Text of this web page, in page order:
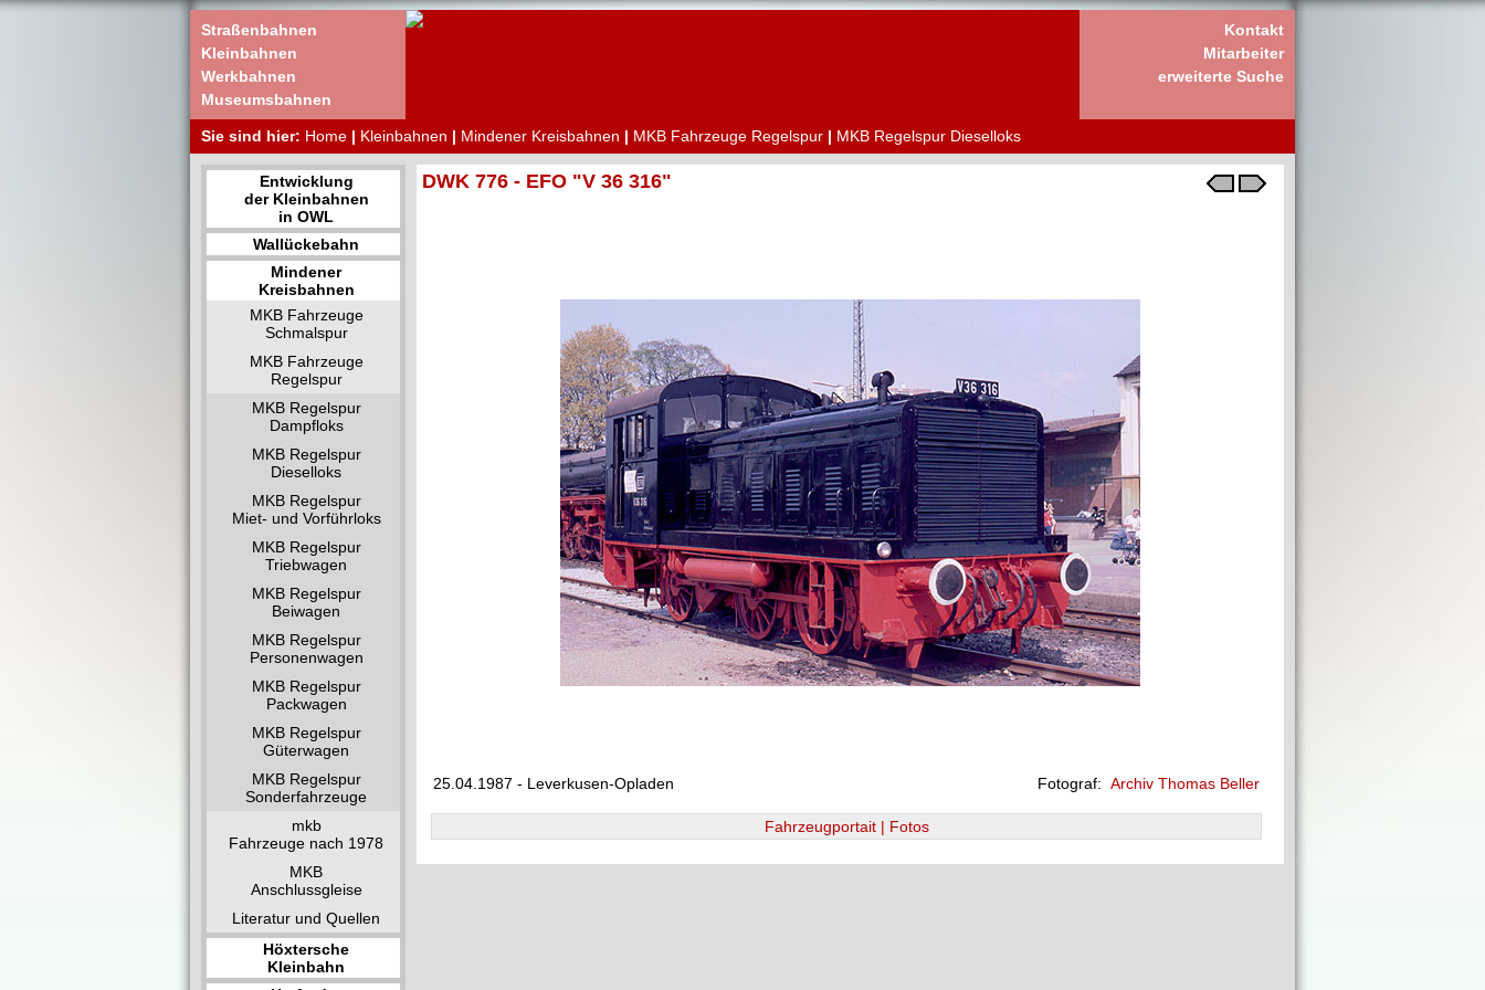
Straßenbahnen
Kleinbahnen
Werkbahnen
Museumsbahnen
Kontakt
Mitarbeiter
erweiterte Suche
Sie sind hier: Home | Kleinbahnen | Mindener Kreisbahnen | MKB Fahrzeuge Regelspur | MKB Regelspur Dieselloks
Entwicklung
der Kleinbahnen
in OWL
Wallückebahn
Mindener
Kreisbahnen
MKB Fahrzeuge
Schmalspur
MKB Fahrzeuge
Regelspur
MKB Regelspur
Dampfloks
MKB Regelspur
Dieselloks
MKB Regelspur
Miet- und Vorführloks
MKB Regelspur
Triebwagen
MKB Regelspur
Beiwagen
MKB Regelspur
Personenwagen
MKB Regelspur
Packwagen
MKB Regelspur
Güterwagen
MKB Regelspur
Sonderfahrzeuge
mkb
Fahrzeuge nach 1978
MKB
Anschlussgleise
Literatur und Quellen
Höxtersche
Kleinbahn
DWK 776 - EFO "V 36 316"
25.04.1987 - Leverkusen-Opladen Fotograf: Archiv Thomas Beller
Fahrzeugportait | Fotos